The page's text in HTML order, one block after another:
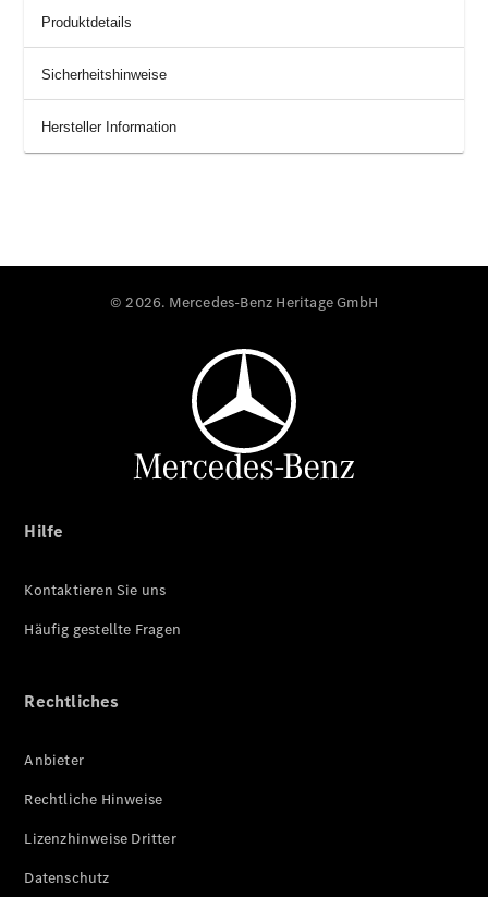
Produktdetails
Sicherheitshinweise
Hersteller Information
© 2026. Mercedes-Benz Heritage GmbH
Hilfe
Kontaktieren Sie uns
Häufig gestellte Fragen
Rechtliches
Anbieter
Rechtliche Hinweise
Lizenzhinweise Dritter
Datenschutz